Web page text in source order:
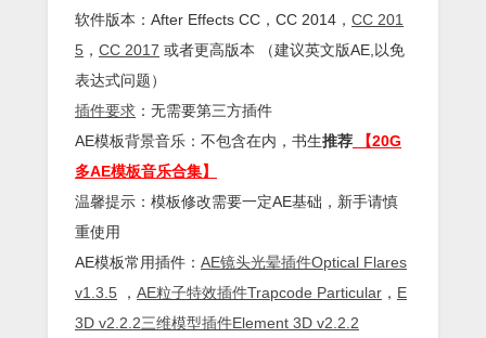
软件版本： After Effects CC ，CC 2014， CC 201
5 ， CC 2017 或者更高版本 （建议英文版AE,以免
表达式问题）
插件要求 ：无需要第三方插件
AE模板背景音乐：不包含在内，书生推荐 【20G
多AE模板音乐合集】
温馨提示：模板修改需要一定AE基础，新手请慎
重使用
AE模板常用插件： AE镜头光晕插件Optical Flares
v1.3.5 ， AE粒子特效插件Trapcode Particular ， E
3D v2.2.2三维模型插件Element 3D v2.2.2